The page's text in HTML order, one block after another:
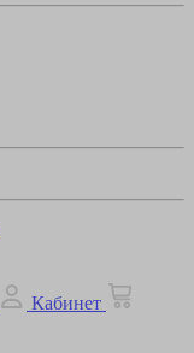
Кабинет